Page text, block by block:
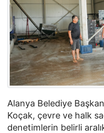
Alanya Belediye
Koçak, çevre ve halk
denetimlerin belirli